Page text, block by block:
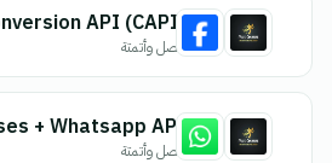
اتصل وأتمتة
+ Whatsapp API
اتصل وأتمتة